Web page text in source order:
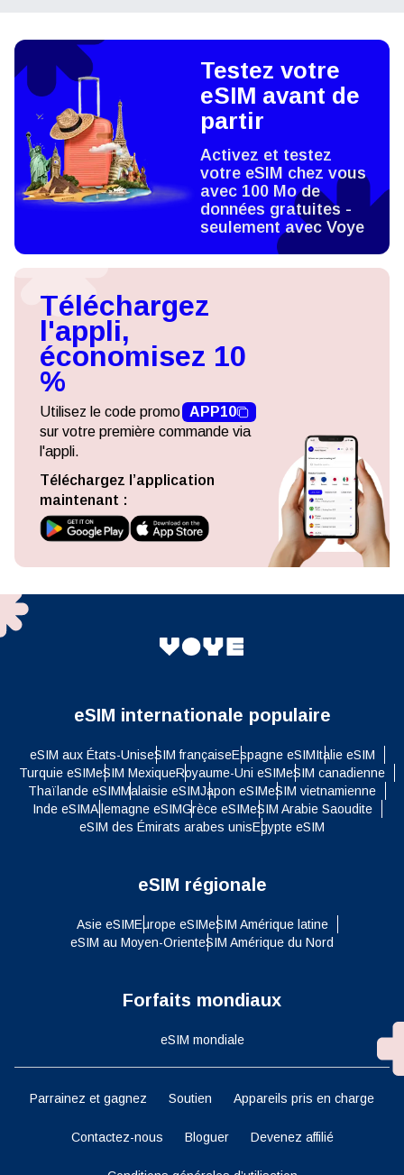
Testez votre
eSIM avant de
partir
Activez et testez
votre eSIM chez vous
avec 100 Mo de
données gratuites -
seulement avec Voye
Téléchargez
l'appli,
économisez 10
%
Utilisez le code promo APP10
sur votre première commande via
l'appli.
Téléchargez l’application
maintenant :
eSIM internationale populaire
eSIM aux États-UniseSIM françaiseEspagne eSIMItalie eSIM
Turquie eSIMeSIM MexiqueRoyaume-Uni eSIMeSIM canadienne
Thaïlande eSIMMalaisie eSIMJapon eSIMeSIM vietnamienne
Inde eSIMAllemagne eSIMGrèce eSIMeSIM Arabie Saoudite
eSIM des Émirats arabes unisEgypte eSIM
eSIM régionale
Asie eSIMEurope eSIMeSIM Amérique latine
eSIM au Moyen-OrienteSIM Amérique du Nord
Forfaits mondiaux
eSIM mondiale
Parrainez et gagnez Soutien Appareils pris en charge
Contactez-nous Bloguer Devenez affilié